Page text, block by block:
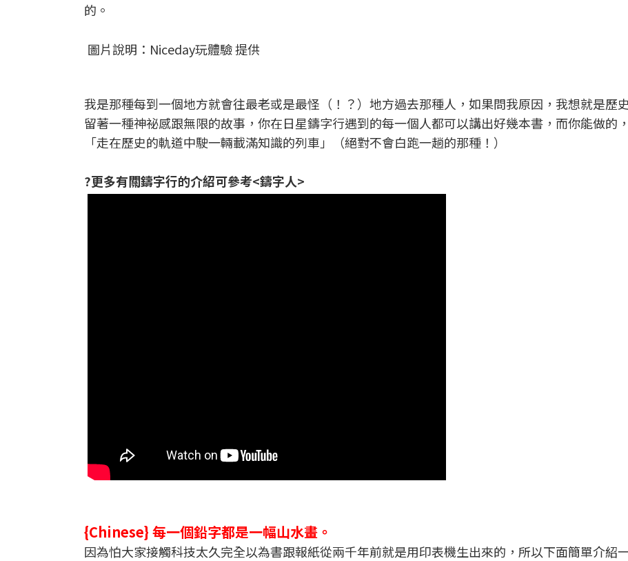
的。
圖片說明：Niceday玩體驗 提供
我是那種每到一個地方就會往最老或是最怪（！？）地方過去那種人，如果問我原因，我想就是歷
留著一種神祕感跟無限的故事，你在日星鑄字行遇到的每一個人都可以講出好幾本書，而你能做的
「走在歷史的軌道中駛一輛載滿知識的列車」（絕對不會白跑一趟的那種！）
?更多有關鑄字行的介紹可參考<鑄字人>
{Chinese} 每一個鉛字都是一幅山水畫。
因為怕大家接觸科技太久完全以為書跟報紙從兩千年前就是用印表機生出來的，所以下面簡單介紹